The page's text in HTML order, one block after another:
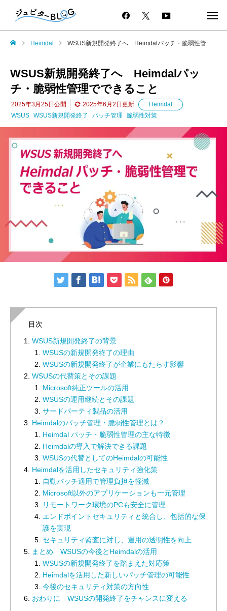
Heimdal WSUS新規開発終了へ Heimdalパッチ・脆弱性管理でできること
WSUS新規開発終了へ Heimdalパッ
チ・脆弱性管理でできること
2025年3月25日 公開 2025年6月2日 更新
Heimdal
WSUS WSUS新規開発終了 パッチ管理 脆弱性対策
目次
WSUS新規開発終了の背景
WSUSの新規開発終了の理由
WSUSの新規開発終了が企業にもたらす影響
WSUSの代替策とその課題
Microsoft純正ツールの活用
WSUSの運用継続とその課題
サードパーティ製品の活用
Heimdalのパッチ管理・脆弱性管理とは？
Heimdal パッチ・脆弱性管理の主な特徴
Heimdalの導入で解決できる課題
WSUSの代替としてのHeimdalの可能性
Heimdalを活用したセキュリティ強化策
自動パッチ適用で管理負担を軽減
Microsoft以外のアプリケーションも一元管理
リモートワーク環境のPCも安全に管理
エンドポイントセキュリティと統合し、包括的な保
護を実現
セキュリティ監査に対し、運用の透明性を向上
まとめ WSUSの今後とHeimdalの活用
WSUSの新規開発終了を踏まえた対応策
Heimdalを活用した新しいパッチ管理の可能性
今後のセキュリティ対策の方向性
おわりに WSUSの開発終了をチャンスに変える